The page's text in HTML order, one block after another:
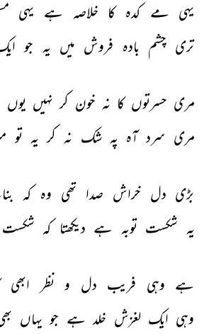
یہی مے کدہ کا خلاصہ ہے یہی
تری چشم بادہ‌ فروش میں یہ جو
مری حسرتوں کا نہ خون کر نہیں یوں
مری سرد آہ پہ شک نہ کر یہ تو
بڑی دل خراش صدا تھی وہ کہ
یہ شکست توبہ ہے دیکھتا کہ شکست
ہے وہی فریب دل و نظر ابھی
وہی ایک لغزش خلد ہے جو یہاں